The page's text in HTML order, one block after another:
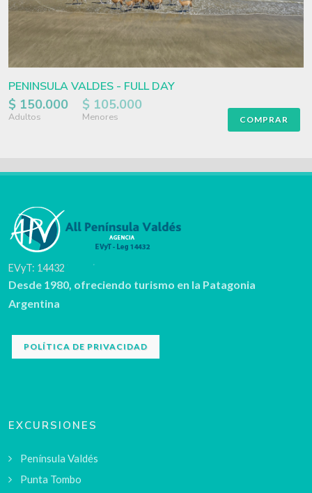
PENINSULA VALDES - FULL DAY
$ 150.000
Adultos
$ 105.000
Menores COMPRAR
EVyT: 14432
Desde 1980, ofreciendo turismo en la Patagonia
Argentina
POLÍTICA DE PRIVACIDAD
EXCURSIONES
Península Valdés
Punta Tombo